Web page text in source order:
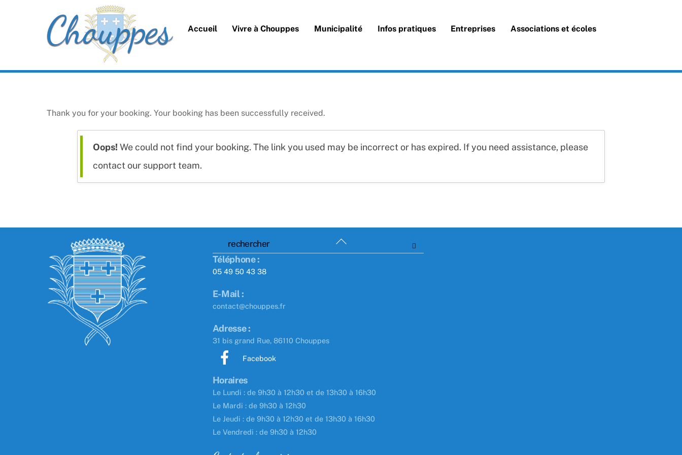
Accueil Vivre à Chouppes Municipalité Infos pratiques Entreprises Associations et écoles
Thank you for your booking. Your booking has been successfully received.
Oops! We could not find your booking. The link you used may be incorrect or has expired. If you need assistance, please
contact our support team.
Back
To
Téléphone :
05 49 50 43 38
E-Mail :
contact@chouppes.fr
Adresse :
31 bis grand Rue, 86110 Chouppes
Facebook
Horaires
Le Lundi : de 9h30 à 12h30 et de 13h30 à 16h30
Le Mardi : de 9h30 à 12h30
Le Jeudi : de 9h30 à 12h30 et de 13h30 à 16h30
Le Vendredi : de 9h30 à 12h30